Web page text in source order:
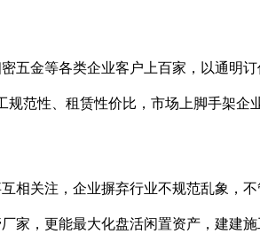
金等各类企业客户上百家，以通明
范性、租赁性价比，市场上脚手架企
关注，企业摒弃行业不规范乱象，不
家，更能最大化盘活闲置资产，建建